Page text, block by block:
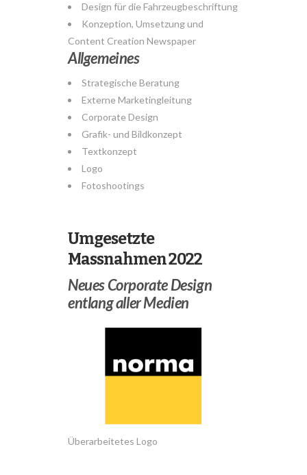
Design für die Fahrzeugbeschriftung
Konzeption, Umsetzung und
Content Creation Newspaper
Allgemeines
Strategische Beratung
Externe Marketingleitung
Corporate Design
Grafik- und Bildkonzept
Textkonzept
Logo
Fotoshootings
Umgesetzte
Massnahmen 2022
Neues Corporate Design
entlang aller Medien
Überarbeitetes Logo